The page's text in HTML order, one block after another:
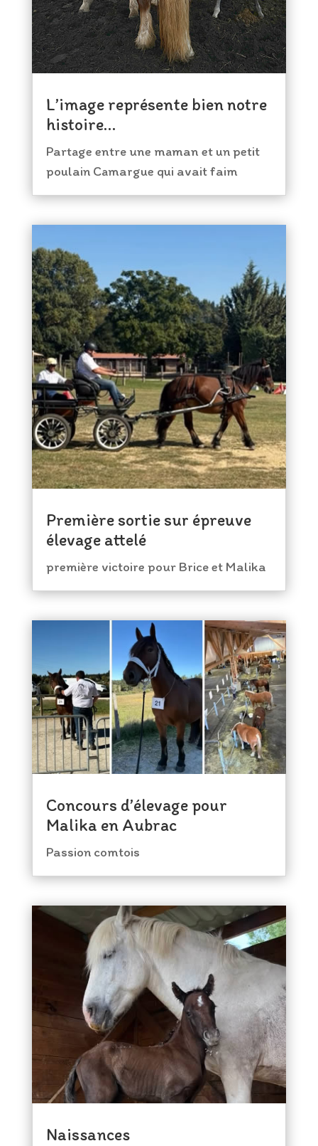
L’image représente bien notre
histoire…
Partage entre une maman et un petit
poulain Camargue qui avait faim
Première sortie sur épreuve
élevage attelé
première victoire pour Brice et Malika
Concours d’élevage pour
Malika en Aubrac
Passion comtois
Naissances